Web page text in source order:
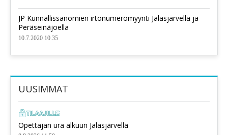
JP Kunnallissanomien irtonumeromyynti Jalasjärvellä ja
Peräseinäjoella
10.7.2020 10.35
UUSIMMAT
Opettajan ura alkuun Jalasjärvellä